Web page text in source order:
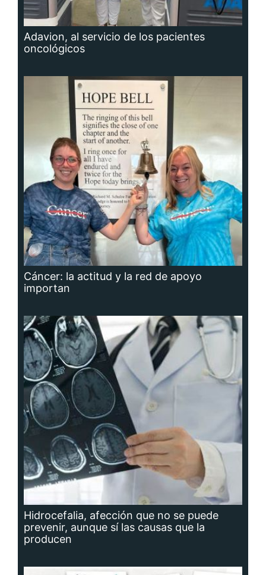
Adavion, al servicio de los pacientes
oncológicos
Cáncer: la actitud y la red de apoyo
importan
Hidrocefalia, afección que no se puede
prevenir, aunque sí las causas que la
producen